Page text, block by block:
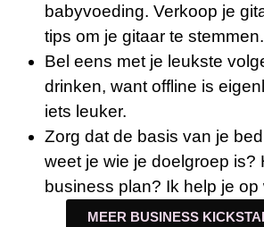
babyvoeding. Verkoop je
tips om je gitaar te stemmen.
Bel eens met je leukste
drinken, want offline is
iets leuker.
Zorg dat de basis van je
weet je wie je doelgroep is?
business plan? Ik help je op
MEER BUSINESS